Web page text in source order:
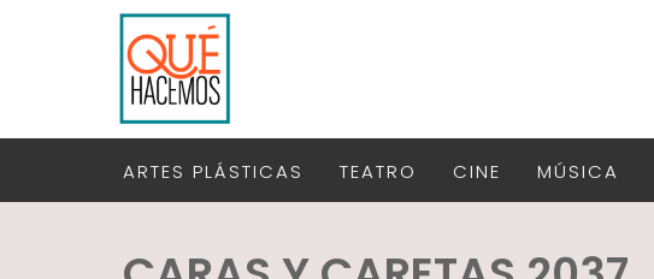
ARTES PLÁSTICAS TEATRO CINE MÚSICA